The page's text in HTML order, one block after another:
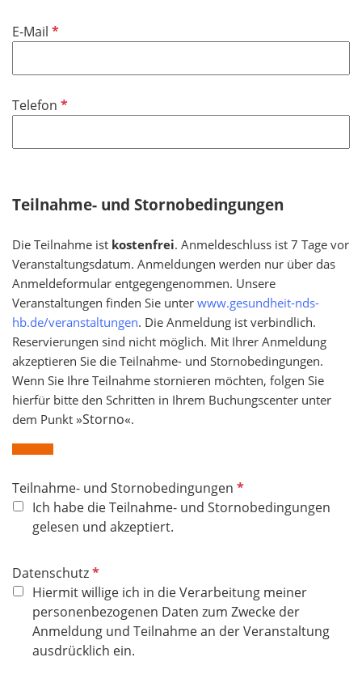
e
d
E-Mail P
c
t
l
Telefon P
h
f
e
l
d
Teilnahme- und Stornobedingungen
Die Teilnahme ist kostenfrei. Anmeldeschluss ist 7 Tage vor
Veranstaltungsdatum. Anmeldungen werden nur über das
Anmeldeformular entgegengenommen. Unsere
Veranstaltungen finden Sie unter www.gesundheit-nds-
hb.de/veranstaltungen. Die Anmeldung ist verbindlich.
Reservierungen sind nicht möglich. Mit Ihrer Anmeldung
akzeptieren Sie die Teilnahme- und Stornobedingungen.
Wenn Sie Ihre Teilnahme stornieren möchten, folgen Sie
hierfür bitte den Schritten in Ihrem Buchungscenter unter
dem Punkt »Storno«.
Teilnahme- und Stornobedingungen P
f
h
t
Ich habe die Teilnahme- und Stornobedingungen
gelesen und akzeptiert.
DatenschutzP
f
l
i
c
Hiermit willige ich in die Verarbeitung meiner
personenbezogenen Daten zum Zwecke der
Anmeldung und Teilnahme an der Veranstaltung
ausdrücklich ein.